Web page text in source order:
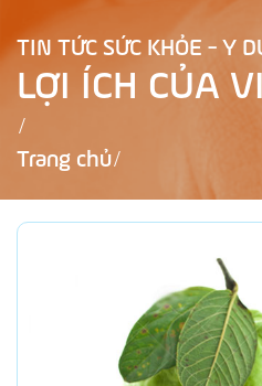
TIN TỨC SỨC KHỎE - Y
LỢI ÍCH CỦA
Trang chủ